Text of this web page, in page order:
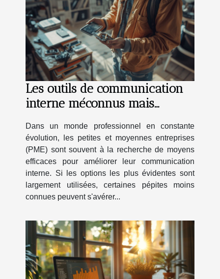
Les outils de communication
interne méconnus mais
Dans un monde professionnel en constante
évolution, les petites et moyennes entreprises
(PME) sont souvent à la recherche de moyens
efficaces pour améliorer leur communication
interne. Si les options les plus évidentes sont
largement utilisées, certaines pépites moins
connues peuvent s'avérer...